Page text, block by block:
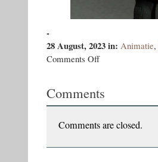
-
28 August, 2023in: Animatie,
Comments Offon
mult
interesant
Comments
Comments are closed.